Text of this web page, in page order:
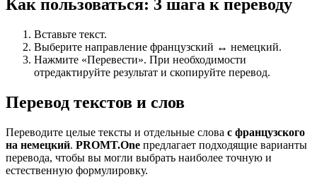
Как пользоваться: 3 шага к переводу
Вставьте текст.
Выберите направление французский ↔ немецкий.
Нажмите «Перевести». При необходимости
отредактируйте результат и скопируйте перевод.
Перевод текстов и слов
Переводите целые тексты и отдельные слова с французского
на немецкий. PROMT.One предлагает подходящие варианты
перевода, чтобы вы могли выбрать наиболее точную и
естественную формулировку.